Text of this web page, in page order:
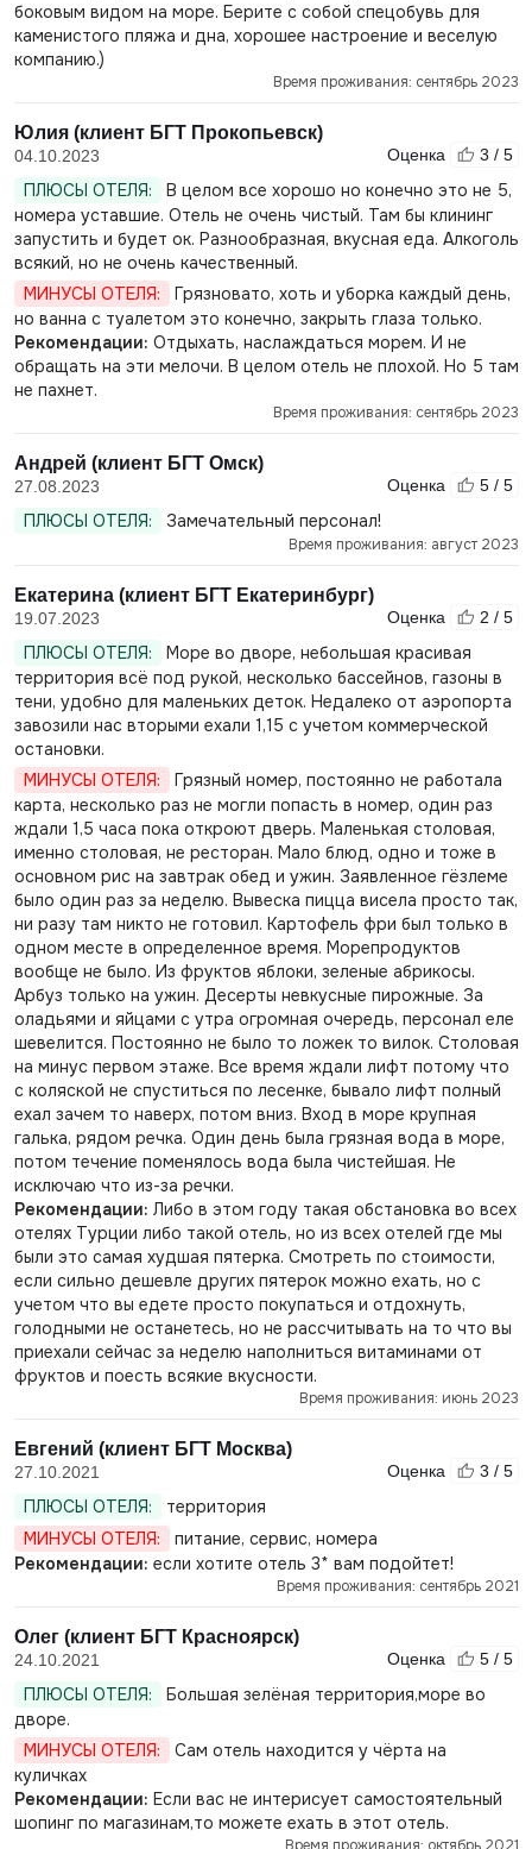
боковым видом на море. Берите с собой спецобувь для
каменистого пляжа и дна, хорошее настроение и веселую
компанию.)
Время проживания: сентябрь 2023
Юлия (клиент БГТ Прокопьевск)
04.10.2023 Оценка 3 / 5
ПЛЮСЫ ОТЕЛЯ:
В целом все хорошо но конечно это не 5,
номера уставшие. Отель не очень чистый. Там бы клининг
запустить и будет ок. Разнообразная, вкусная еда. Алкоголь
всякий, но не очень качественный.
МИНУСЫ ОТЕЛЯ:
Грязновато, хоть и уборка каждый день,
но ванна с туалетом это конечно, закрыть глаза только.
Рекомендации: Отдыхать, наслаждаться морем. И не
обращать на эти мелочи. В целом отель не плохой. Но 5 там
не пахнет.
Время проживания: сентябрь 2023
Андрей (клиент БГТ Омск)
27.08.2023 Оценка 5 / 5
ПЛЮСЫ ОТЕЛЯ: Замечательный персонал!
Время проживания: август 2023
Екатерина (клиент БГТ Екатеринбург)
19.07.2023 Оценка 2 / 5
ПЛЮСЫ ОТЕЛЯ:
Море во дворе, небольшая красивая
территория всё под рукой, несколько бассейнов, газоны в
тени, удобно для маленьких деток. Недалеко от аэропорта
завозили нас вторыми ехали 1,15 с учетом коммерческой
остановки.
МИНУСЫ ОТЕЛЯ:
Грязный номер, постоянно не работала
карта, несколько раз не могли попасть в номер, один раз
ждали 1,5 часа пока откроют дверь. Маленькая столовая,
именно столовая, не ресторан. Мало блюд, одно и тоже в
основном рис на завтрак обед и ужин. Заявленное гёзлеме
было один раз за неделю. Вывеска пицца висела просто так,
ни разу там никто не готовил. Картофель фри был только в
одном месте в определенное время. Морепродуктов
вообще не было. Из фруктов яблоки, зеленые абрикосы.
Арбуз только на ужин. Десерты невкусные пирожные. За
оладьями и яйцами с утра огромная очередь, персонал еле
шевелится. Постоянно не было то ложек то вилок. Столовая
на минус первом этаже. Все время ждали лифт потому что
с коляской не спуститься по лесенке, бывало лифт полный
ехал зачем то наверх, потом вниз. Вход в море крупная
галька, рядом речка. Один день была грязная вода в море,
потом течение поменялось вода была чистейшая. Не
исключаю что из-за речки.
Рекомендации: Либо в этом году такая обстановка во всех
отелях Турции либо такой отель, но из всех отелей где мы
были это самая худшая пятерка. Смотреть по стоимости,
если сильно дешевле других пятерок можно ехать, но с
учетом что вы едете просто покупаться и отдохнуть,
голодными не останетесь, но не рассчитывать на то что вы
приехали сейчас за неделю наполниться витаминами от
фруктов и поесть всякие вкусности.
Время проживания: июнь 2023
Евгений (клиент БГТ Москва)
27.10.2021 Оценка 3 / 5
ПЛЮСЫ ОТЕЛЯ:
территория
МИНУСЫ ОТЕЛЯ:
питание, сервис, номера
Рекомендации: если хотите отель 3* вам подойтет!
Время проживания: сентябрь 2021
Олег (клиент БГТ Красноярск)
24.10.2021 Оценка 5 / 5
ПЛЮСЫ ОТЕЛЯ:
Большая зелёная территория,море во
дворе.
МИНУСЫ ОТЕЛЯ:
Сам отель находится у чёрта на
куличках
Рекомендации: Если вас не интерисует самостоятельный
шопинг по магазинам,то можете ехать в этот отель.